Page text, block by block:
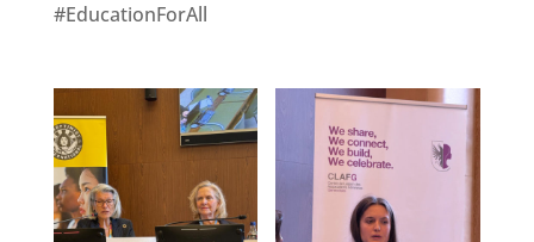
#EducationForAll